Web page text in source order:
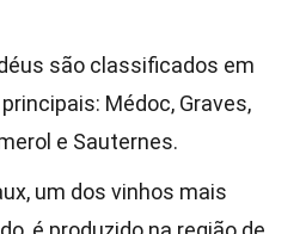
são classificados em
Médoc, Graves,
e Sauternes.
um dos vinhos mais